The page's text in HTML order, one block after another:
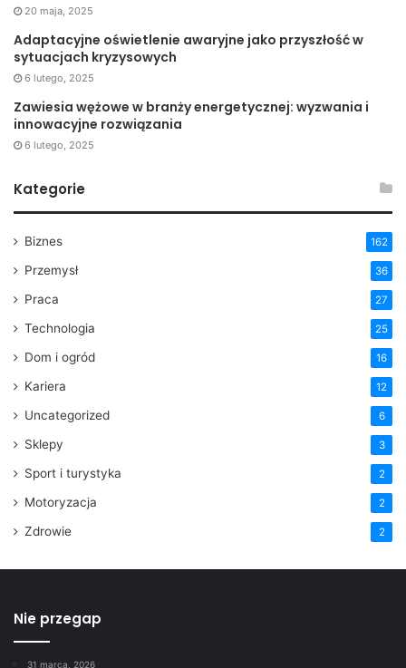
20 maja, 2025
Adaptacyjne oświetlenie awaryjne jako przyszłość w
sytuacjach kryzysowych
6 lutego, 2025
Zawiesia wężowe w branży energetycznej: wyzwania i
innowacyjne rozwiązania
6 lutego, 2025
Kategorie
Biznes 162
Przemysł 36
Praca 27
Technologia 25
Dom i ogród 16
Kariera 12
Uncategorized 6
Sklepy 3
Sport i turystyka 2
Motoryzacja 2
Zdrowie 2
Nie przegap
31 marca, 2026